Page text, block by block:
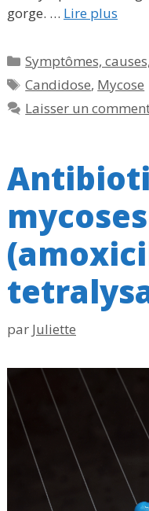
gorge. … Lire plus
Catégories
Symptômes,
Étiquettes
Candidose, Mycose
Laisser un
mycoses
par Juliette